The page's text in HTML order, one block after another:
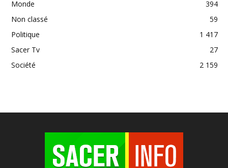
Monde
394
Non classé
59
Politique
1 417
Sacer Tv
27
Société
2 159